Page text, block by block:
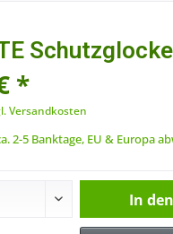
*
Versandkosten
2-5 Banktage, EU & Europa
In den